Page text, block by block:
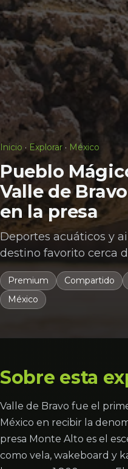
Inicio · Explorar · México
Pueblo
Valle de
en la presa
Deportes acuáticos y
destino favorito cerca
Premium Compartido
México
Sobre esta
Valle de Bravo fue el
México en recibir la
presa Monte Alto es el
como vela, wakeboard y